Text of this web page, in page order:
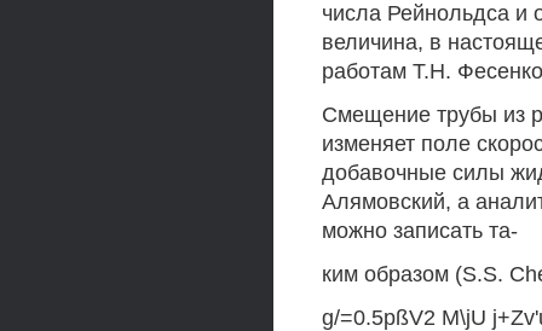
числа Рейнольдса и
величина, в
работам Т.Н.
Смещение трубы из
изменяет поле
добавочные силы
Алямовский, а
можно записать та-
ким образом (S.S.
g/=0.5pßV2 M\jU